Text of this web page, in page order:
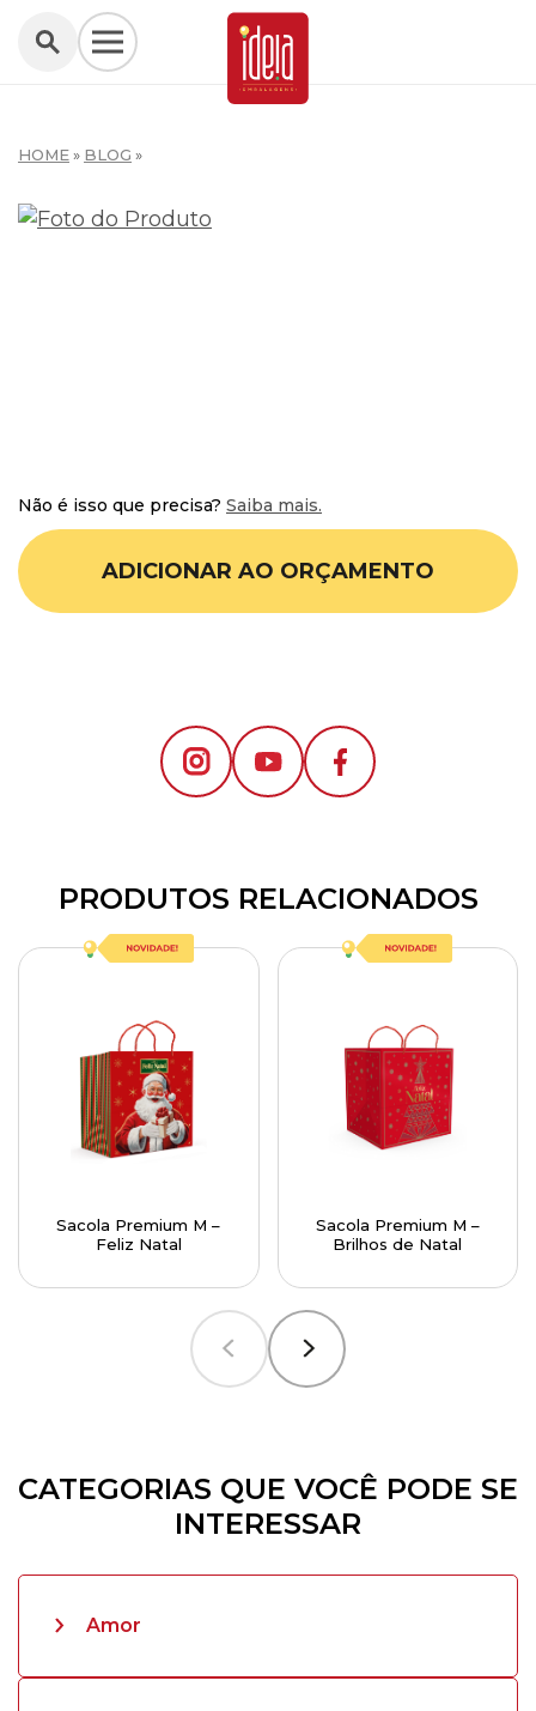
HOME» BLOG »
Não é isso que precisa? Saiba mais.
ADICIONAR AO ORÇAMENTO
PRODUTOS RELACIONADOS
Sacola Premium M –
Feliz Natal
Sacola Premium M –
Brilhos de Natal
CATEGORIAS QUE VOCÊ PODE SE
INTERESSAR
Amor